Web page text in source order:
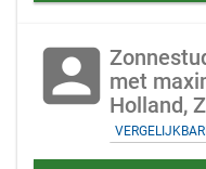
account_box met
Holland,